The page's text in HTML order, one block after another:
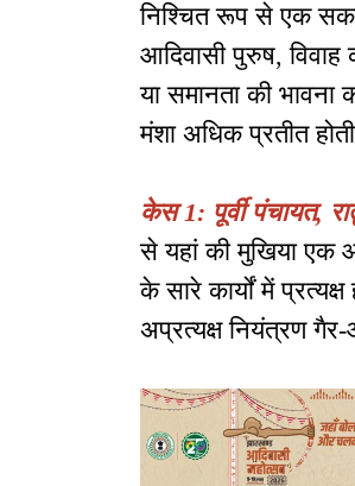
निश्चित रूप से एक
आदिवासी पुरुष,
या समानता की
मंशा अधिक प्रतीत
केस 1: पूर्वी पंचायत,
से यहां की मुखिया एक
के सारे कार्यों में
अप्रत्यक्ष नियंत्रण गैर-